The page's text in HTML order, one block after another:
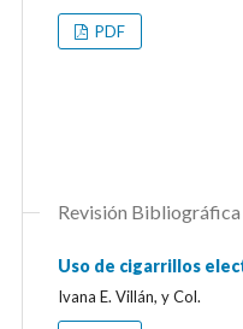
PDF
Revisión
Uso de cigarrillos
Ivana E. Villán, y Col.